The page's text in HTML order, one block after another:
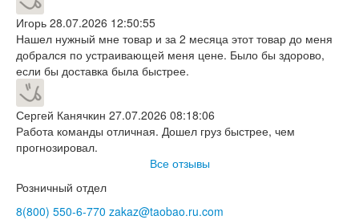
Игорь 28.07.2026 12:50:55
Нашел нужный мне товар и за 2 месяца этот товар до меня
добрался по устраивающей меня цене. Было бы здорово,
если бы доставка была быстрее.
Сергей Канячкин 27.07.2026 08:18:06
Работа команды отличная. Дошел груз быстрее, чем
прогнозировал.
Все отзывы
Розничный отдел
8(800) 550-6-770 zakaz@taobao.ru.com